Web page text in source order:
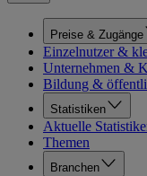
Preise & Zugänge
Einzelnutzer &
Unternehmen &
Bildung &
Statistiken
Aktuelle
Themen
Branchen